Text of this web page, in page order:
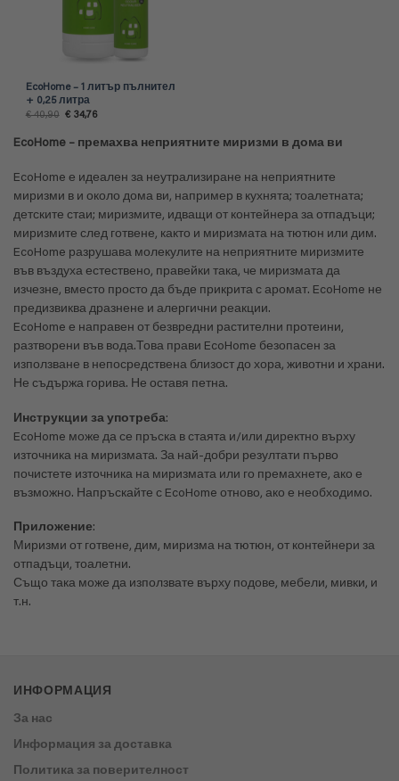
EcoHome – 1 литър пълнител
+ 0,25 литра
€40,90 Original
€ 40,90.
€ 34,76Текущата
€ 34,76.
EcoHome – премахва неприятните миризми в дома ви
EcoHome е идеален за неутрализиране на неприятните
миризми в и около дома ви, например в кухнята; тоалетната;
детските стаи; миризмите, идващи от контейнера за отпадъци;
миризмите след готвене, както и миризмата на тютюн или дим.
EcoHome разрушава молекулите на неприятните миризмите
във въздуха естествено, правейки така, че миризмата да
изчезне, вместо просто да бъде прикрита с аромат. EcoHome не
предизвиква дразнене и алергични реакции.
EcoHome е направен от безвредни растителни протеини,
разтворени във вода.Това прави EcoHome безопасен за
използване в непосредствена близост до хора, животни и храни.
Не съдържа горива. Не оставя петна.
Инструкции за употреба:
EcoHome може да се пръска в стаята и/или директно върху
източника на миризмата. За най-добри резултати първо
почистете източника на миризмата или го премахнете, ако е
възможно. Напръскайте с EcoHome отново, ако е необходимо.
Приложение:
Миризми от готвене, дим, миризма на тютюн, от контейнери за
отпадъци, тоалетни.
Също така може да използвате върху подове, мебели, мивки, и
т.н.
ИНФОРМАЦИЯ
За нас
Информация за доставка
Политика за поверителност